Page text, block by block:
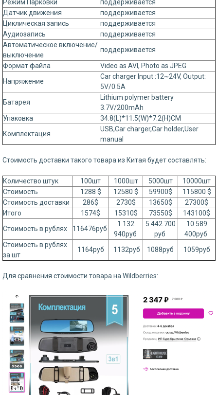
Режим Парковки
поддерживается
Датчик движения
поддерживается
Циклическая запись
поддерживается
Аудиозапись
поддерживается
Автоматическое включение/
выключение
поддерживается
Формат файла
Video as AVI, Photo as JPEG
Напряжение
Car charger Input :12~24V, Output:
5V/0.5A
Батарея
Lithium polymer battery
3.7V/200mAh
Упаковка
34.8(L)*11.5(W)*7.2(H)CM
Комплектация
USB,Car charger,Car holder,User
manual
Стоимость доставки такого товара из Китая будет составлять:
Количество штук 100шт 1000шт 5000шт
10000шт
Стоимость
1288 $ 12580 $ 59900$
115800 $
Стоимость доставки
286$ 2730$ 13650$
27300$
Итого
1574$ 15310$ 73550$
143100$
Стоимость в рублях
116476руб
1 132
940руб
5 442 700
руб
10 589
400руб
Стоимость в рублях
за шт
1164руб 1132руб 1088руб 1059руб
Для сравнения стоимости товара на Wildberries: